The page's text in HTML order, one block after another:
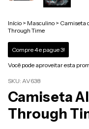
Início > Masculino > Camiseta
Through Time
Compre 4 e pague 3!
Você pode aproveitar esta
SKU: AV638
Camiseta
Through